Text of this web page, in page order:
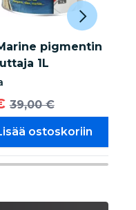
pigmentin
1L
39,00 €
ostoskoriin